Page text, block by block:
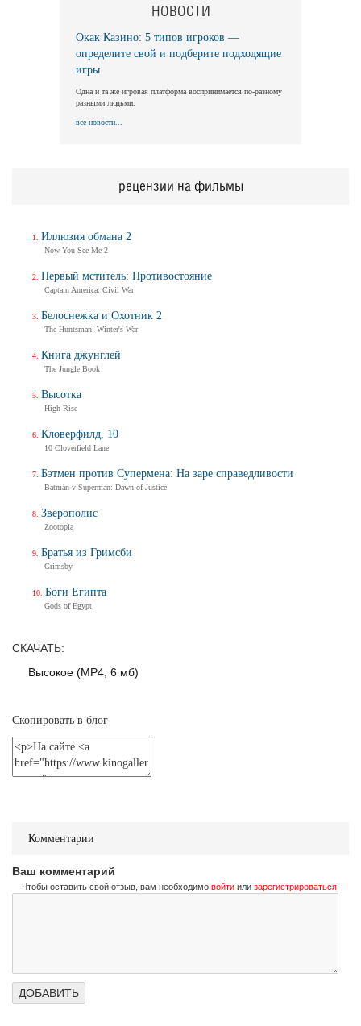
Длинная ночь, короткое утро
Long Nights Short Mornings
Трейлер (на русском)
Трейлер №2
Тизер-трейлер (на русском)
Don't Knock Twice
СКАЧАТЬ:
Высокое (MP4, 6 мб)
Скопировать в блог
Комментарии
Ваш комментарий
Чтобы оставить свой отзыв, вам необходимо войти или зарегистрироваться
НОВОСТИ
Окак Казино: 5 типов игроков —
определите свой и подберите подходящие
игры
Одна и та же игровая платформа воспринимается по-разному
разными людьми.
все новости...
рецензии на фильмы
Иллюзия обмана 2
Now You See Me 2
Первый мститель: Противостояние
Captain America: Civil War
Белоснежка и Охотник 2
The Huntsman: Winter's War
Книга джунглей
The Jungle Book
Высотка
High-Rise
Кловерфилд, 10
10 Cloverfield Lane
Бэтмен против Супермена: На заре справедливости
Batman v Superman: Dawn of Justice
Зверополис
Zootopia
Братья из Гримсби
Grimsby
Боги Египта
Gods of Egypt